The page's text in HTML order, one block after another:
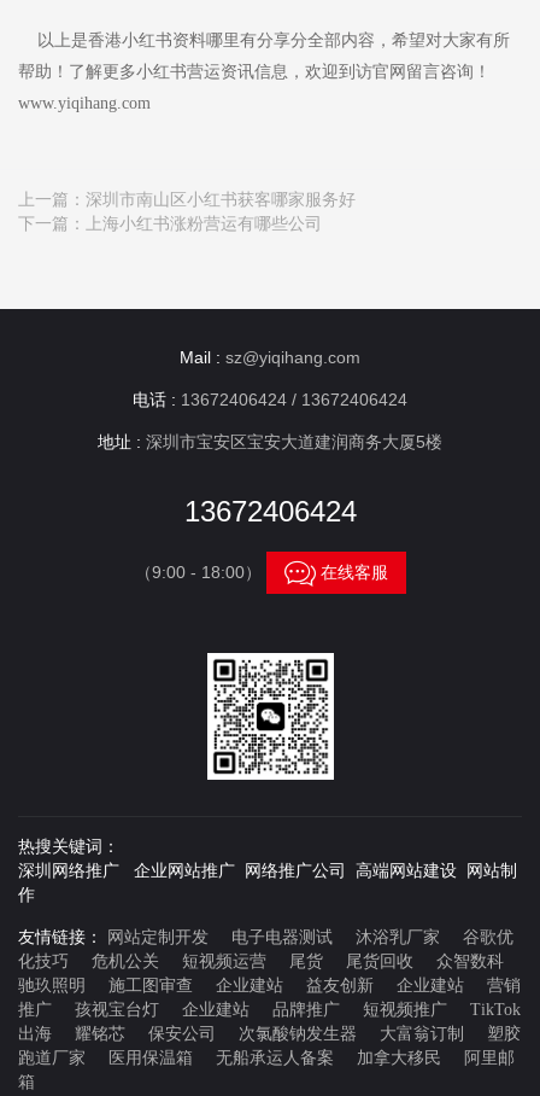
以上是香港小红书资料哪里有分享分全部内容，希望对大家有所
帮助！了解更多小红书营运资讯信息，欢迎到访官网留言咨询！
www.yiqihang.com
上一篇： 深圳市南山区小红书获客哪家服务好
下一篇：
上海小红书涨粉营运有哪些公司
Mail : sz@yiqihang.com
电话 : 13672406424 / 13672406424
地址 : 深圳市宝安区宝安大道建润商务大厦5楼
13672406424
（9:00 - 18:00） 在线客服
热搜关键词：
深圳网络推广 企业网站推广 网络推广公司 高端网站建设 网站制
作
友情链接： 网站定制开发 电子电器测试 沐浴乳厂家
谷歌优
化技巧
危机公关 短视频运营 尾货 尾货回收
众智数科
驰玖照明
施工图审查 企业建站 益友创新 企业建站
营销
推广
孩视宝台灯 企业建站 品牌推广 短视频推广
TikTok
出海
耀铭芯 保安公司 次氯酸钠发生器 大富翁订制
塑胶
跑道厂家
医用保温箱 无船承运人备案 加拿大移民
阿里邮
箱